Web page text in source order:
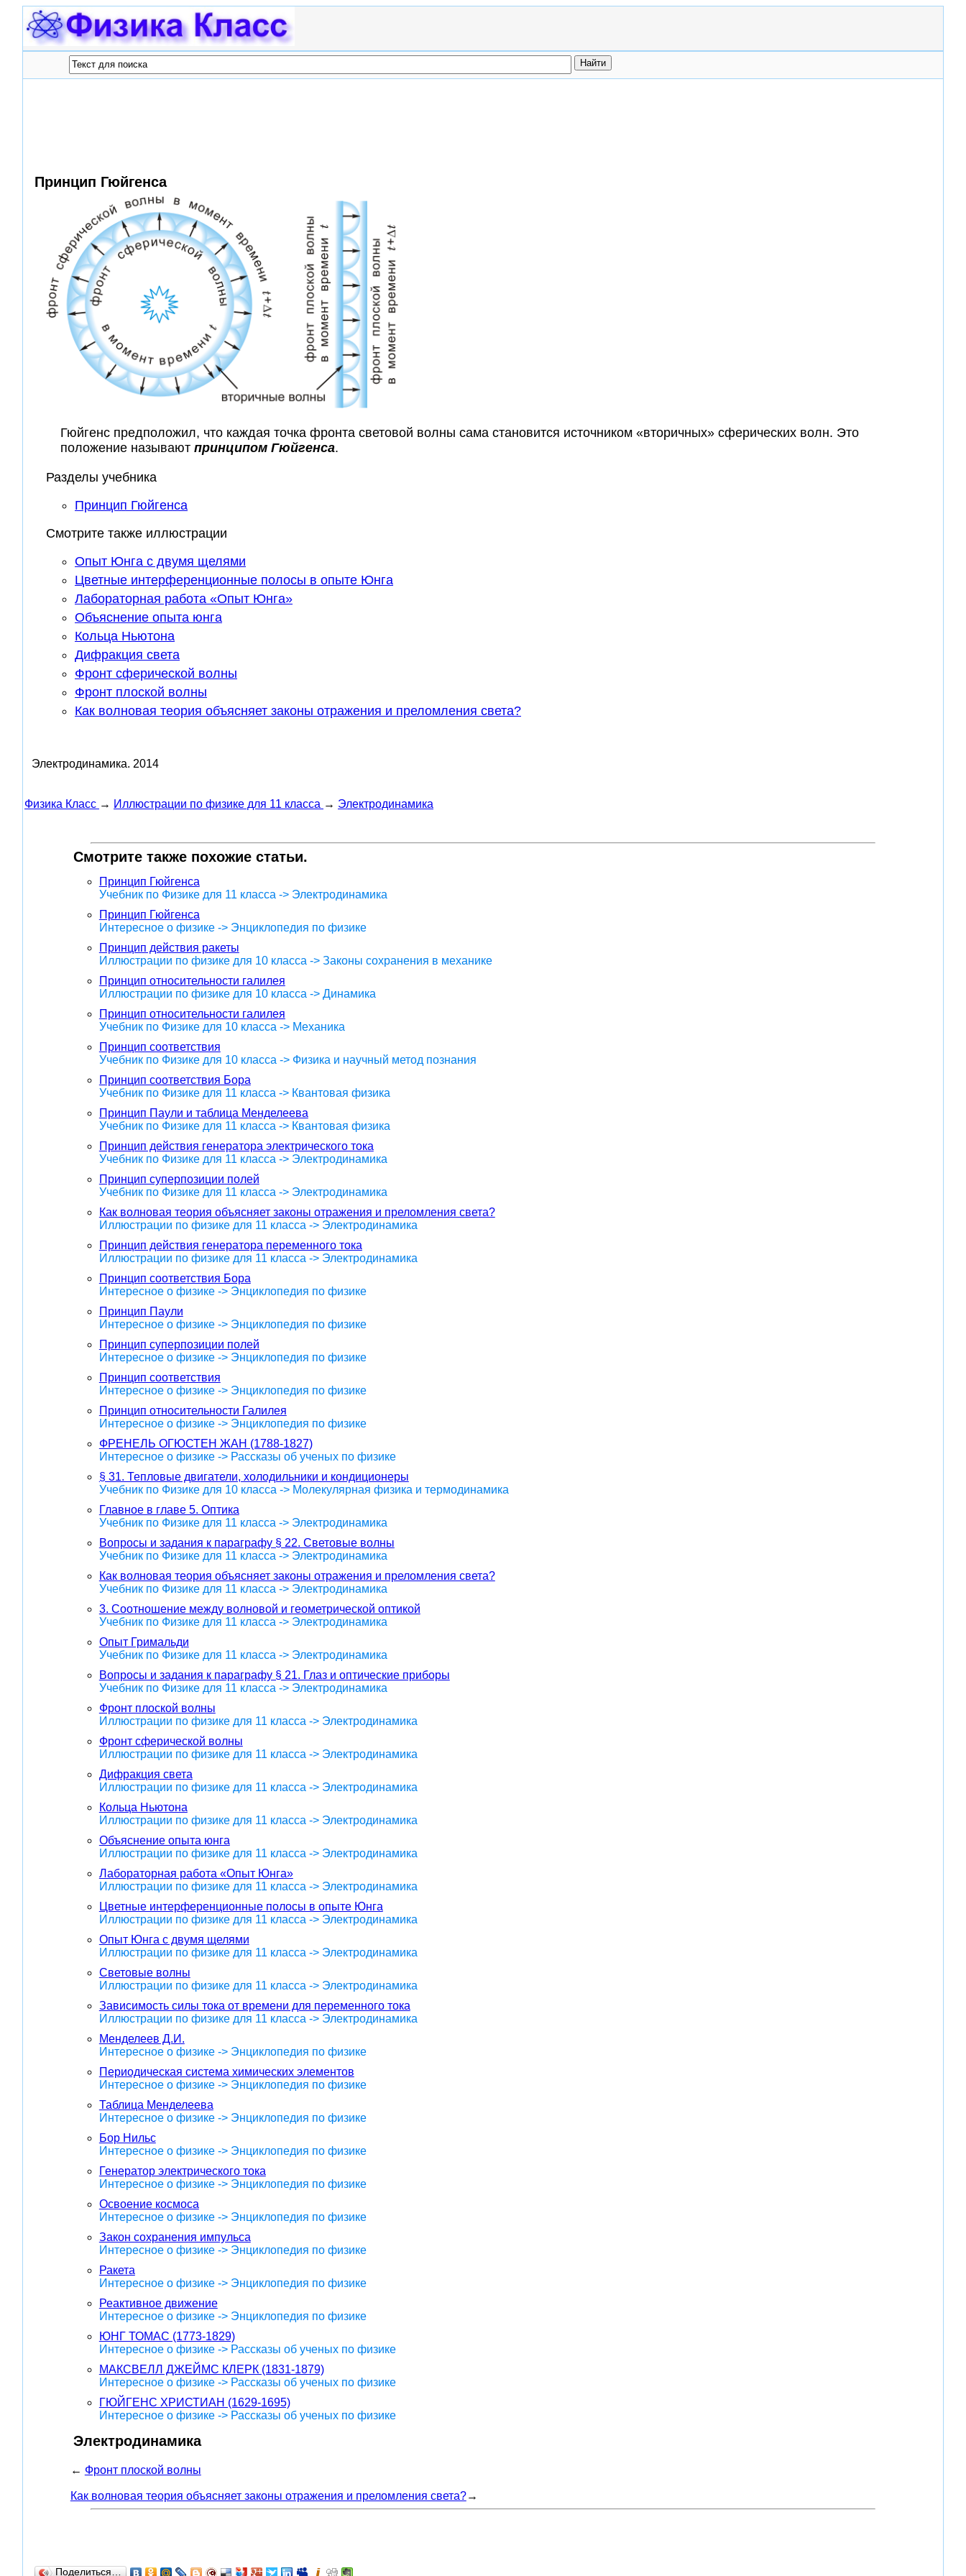
Принцип Гюйгенса
Гюйгенс предположил, что каждая точка фронта световой волны сама становится источником «вторичных» сферических волн. Это
положение называют принципом Гюйгенса.
Разделы учебника
Принцип Гюйгенса
Смотрите также иллюстрации
Опыт Юнга с двумя щелями
Цветные интерференционные полосы в опыте Юнга
Лабораторная работа «Опыт Юнга»
Объяснение опыта юнга
Кольца Ньютона
Дифракция света
Фронт сферической волны
Фронт плоской волны
Как волновая теория объясняет законы отражения и преломления света?
Электродинамика. 2014
Физика Класс → Иллюстрации по физике для 11 класса → Электродинамика
Смотрите также похожие статьи.
Принцип Гюйгенса
Учебник по Физике для 11 класса -> Электродинамика
Принцип Гюйгенса
Интересное о физике -> Энциклопедия по физике
Принцип действия ракеты
Иллюстрации по физике для 10 класса -> Законы сохранения в механике
Принцип относительности галилея
Иллюстрации по физике для 10 класса -> Динамика
Принцип относительности галилея
Учебник по Физике для 10 класса -> Механика
Принцип соответствия
Учебник по Физике для 10 класса -> Физика и научный метод познания
Принцип соответствия Бора
Учебник по Физике для 11 класса -> Квантовая физика
Принцип Паули и таблица Менделеева
Учебник по Физике для 11 класса -> Квантовая физика
Принцип действия генератора электрического тока
Учебник по Физике для 11 класса -> Электродинамика
Принцип суперпозиции полей
Учебник по Физике для 11 класса -> Электродинамика
Как волновая теория объясняет законы отражения и преломления света?
Иллюстрации по физике для 11 класса -> Электродинамика
Принцип действия генератора переменного тока
Иллюстрации по физике для 11 класса -> Электродинамика
Принцип соответствия Бора
Интересное о физике -> Энциклопедия по физике
Принцип Паули
Интересное о физике -> Энциклопедия по физике
Принцип суперпозиции полей
Интересное о физике -> Энциклопедия по физике
Принцип соответствия
Интересное о физике -> Энциклопедия по физике
Принцип относительности Галилея
Интересное о физике -> Энциклопедия по физике
ФРЕНЕЛЬ ОГЮСТЕН ЖАН (1788-1827)
Интересное о физике -> Рассказы об ученых по физике
§ 31. Тепловые двигатели, холодильники и кондиционеры
Учебник по Физике для 10 класса -> Молекулярная физика и термодинамика
Главное в главе 5. Оптика
Учебник по Физике для 11 класса -> Электродинамика
Вопросы и задания к параграфу § 22. Световые волны
Учебник по Физике для 11 класса -> Электродинамика
Как волновая теория объясняет законы отражения и преломления света?
Учебник по Физике для 11 класса -> Электродинамика
3. Соотношение между волновой и геометрической оптикой
Учебник по Физике для 11 класса -> Электродинамика
Опыт Гримальди
Учебник по Физике для 11 класса -> Электродинамика
Вопросы и задания к параграфу § 21. Глаз и оптические приборы
Учебник по Физике для 11 класса -> Электродинамика
Фронт плоской волны
Иллюстрации по физике для 11 класса -> Электродинамика
Фронт сферической волны
Иллюстрации по физике для 11 класса -> Электродинамика
Дифракция света
Иллюстрации по физике для 11 класса -> Электродинамика
Кольца Ньютона
Иллюстрации по физике для 11 класса -> Электродинамика
Объяснение опыта юнга
Иллюстрации по физике для 11 класса -> Электродинамика
Лабораторная работа «Опыт Юнга»
Иллюстрации по физике для 11 класса -> Электродинамика
Цветные интерференционные полосы в опыте Юнга
Иллюстрации по физике для 11 класса -> Электродинамика
Опыт Юнга с двумя щелями
Иллюстрации по физике для 11 класса -> Электродинамика
Световые волны
Иллюстрации по физике для 11 класса -> Электродинамика
Зависимость силы тока от времени для переменного тока
Иллюстрации по физике для 11 класса -> Электродинамика
Менделеев Д.И.
Интересное о физике -> Энциклопедия по физике
Периодическая система химических элементов
Интересное о физике -> Энциклопедия по физике
Таблица Менделеева
Интересное о физике -> Энциклопедия по физике
Бор Нильс
Интересное о физике -> Энциклопедия по физике
Генератор электрического тока
Интересное о физике -> Энциклопедия по физике
Освоение космоса
Интересное о физике -> Энциклопедия по физике
Закон сохранения импульса
Интересное о физике -> Энциклопедия по физике
Ракета
Интересное о физике -> Энциклопедия по физике
Реактивное движение
Интересное о физике -> Энциклопедия по физике
ЮНГ ТОМАС (1773-1829)
Интересное о физике -> Рассказы об ученых по физике
МАКСВЕЛЛ ДЖЕЙМС КЛЕРК (1831-1879)
Интересное о физике -> Рассказы об ученых по физике
ГЮЙГЕНС ХРИСТИАН (1629-1695)
Интересное о физике -> Рассказы об ученых по физике
Электродинамика
← Фронт плоской волны
Как волновая теория объясняет законы отражения и преломления света?→
Поделиться…